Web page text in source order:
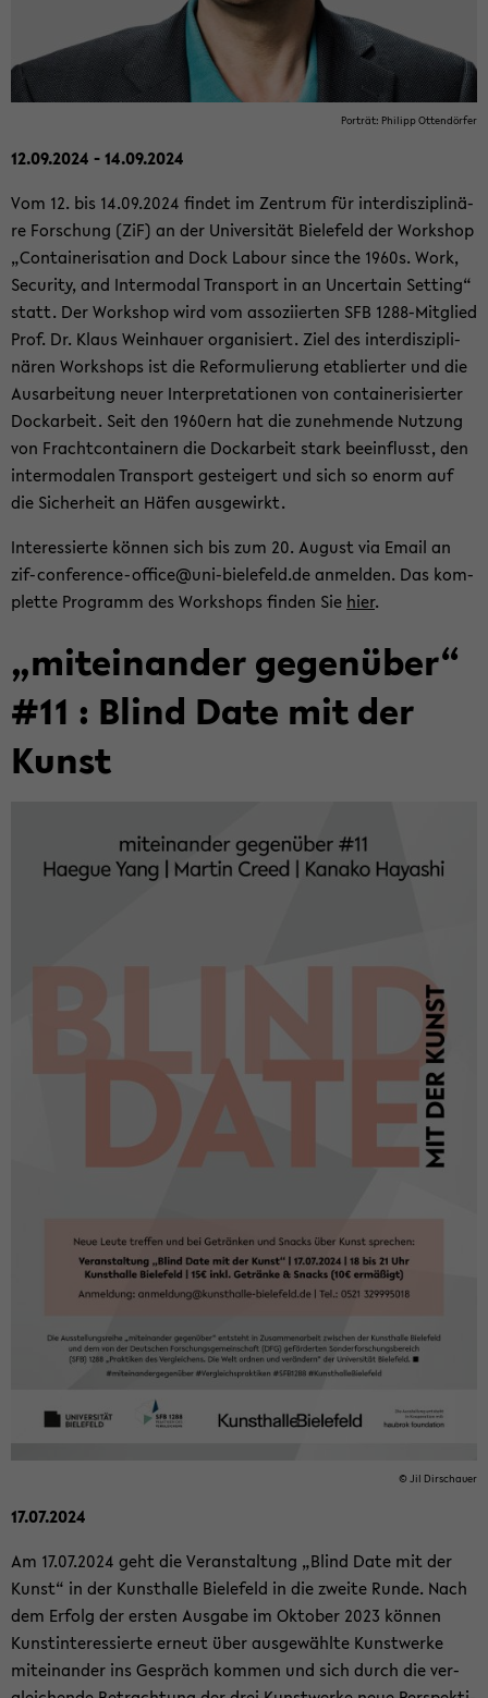
Por­trät: Phil­ipp Ot­ten­dör­fer
12.09.2024 - 14.09.2024
Vom 12. bis 14.09.2024 fin­det im Zen­trum für in­ter­dis­zi­pli­nä­
re For­schung (ZiF) an der Uni­ver­si­tät Bie­le­feld der Work­shop
„Con­tai­ne­ri­sa­ti­on and Dock La­bour since the 1960s. Work,
Se­cu­ri­ty, and In­ter­mo­dal Trans­port in an Un­cer­tain Set­ting“
statt. Der Work­shop wird vom as­so­zi­ier­ten SFB 1288-​Mitglied
Prof. Dr. Klaus Wein­hau­er or­ga­ni­siert. Ziel des in­ter­dis­zi­pli­
nä­ren Work­shops ist die Re­for­mu­lie­rung eta­blier­ter und die
Aus­ar­bei­tung neuer In­ter­pre­ta­tio­nen von con­tai­ne­ri­sier­ter
Dock­ar­beit. Seit den 1960ern hat die zu­neh­men­de Nut­zung
von Fracht­con­tai­nern die Dock­ar­beit stark be­ein­flusst, den
in­ter­mo­da­len Trans­port ge­stei­gert und sich so enorm auf
die Si­cher­heit an Häfen aus­ge­wirkt.
In­ter­es­sier­te kön­nen sich bis zum 20. Au­gust via Email an
zif-​conference-office@uni-​bielefeld.de an­mel­den. Das kom­
plet­te Pro­gramm des Work­shops fin­den Sie hier.
„mit­ein­an­der ge­gen­über“
#11 : Blind Date mit der
Kunst
© Jil Dir­schau­er
17.07.2024
Am 17.07.2024 geht die Ver­an­stal­tung „Blind Date mit der
Kunst“ in der Kunst­hal­le Bie­le­feld in die zwei­te Runde. Nach
dem Er­folg der ers­ten Aus­ga­be im Ok­to­ber 2023 kön­nen
Kunst­in­ter­es­sier­te er­neut über aus­ge­wähl­te Kunst­wer­ke
mit­ein­an­der ins Ge­spräch kom­men und sich durch die ver­